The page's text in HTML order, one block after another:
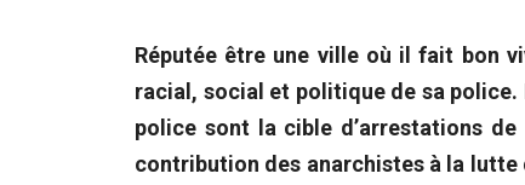
Réputée être une ville où il fait bon
racial, social et politique de sa
police sont la cible d’arrestations
contribution des anarchistes à la